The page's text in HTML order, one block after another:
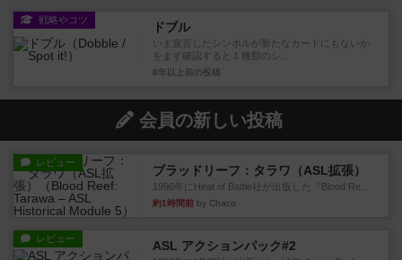
戦略やコツ ドブル
いま宣言したシンボルが新たなカードにもないか
をまず確認すると１種類のシ...
8年以上前 の投稿
会員の新しい投稿
レビュー
ブラッドリーフ：タラワ（ASL拡張）
1996年にHeat of Battle社が出版した『Blood Re...
約1時間前 by Chaco
レビュー ASL アクションパック#2